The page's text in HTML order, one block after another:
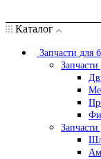
Каталог
Запчасти для